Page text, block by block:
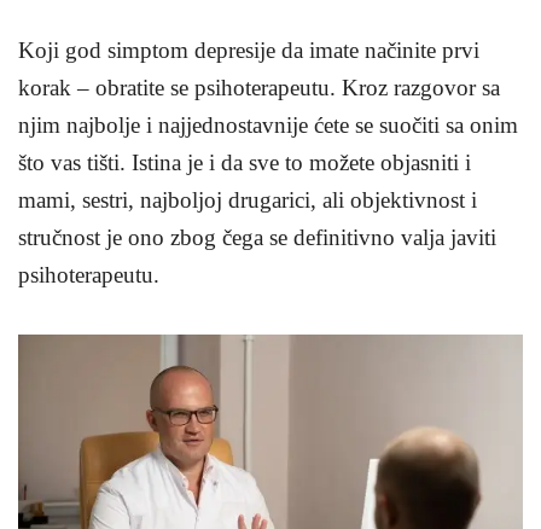
Koji god simptom depresije da imate načinite prvi
korak – obratite se psihoterapeutu. Kroz razgovor sa
njim najbolje i najjednostavnije ćete se suočiti sa onim
što vas tišti. Istina je i da sve to možete objasniti i
mami, sestri, najboljoj drugarici, ali objektivnost i
stručnost je ono zbog čega se definitivno valja javiti
psihoterapeutu.